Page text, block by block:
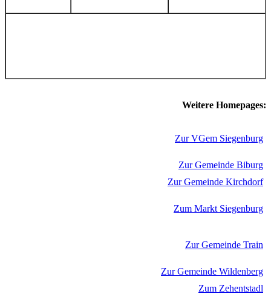
Weitere Homepages:
Zur VGem Siegenburg
Zur Gemeinde Biburg
Zur Gemeinde Kirchdorf
Zum Markt Siegenburg
Zur Gemeinde Train
Zur Gemeinde Wildenberg
Zum Zehentstadl